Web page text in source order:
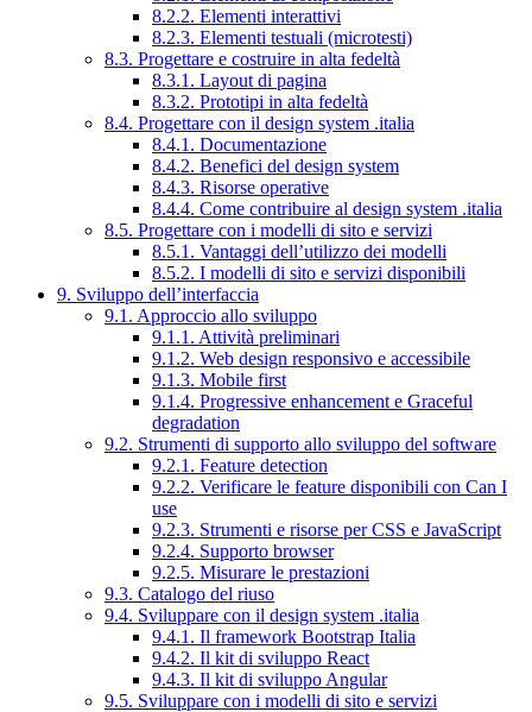
8.2.2. Elementi interattivi
8.2.3. Elementi testuali (microtesti)
8.3. Progettare e costruire in alta fedeltà
8.3.1. Layout di pagina
8.3.2. Prototipi in alta fedeltà
8.4. Progettare con il design system .italia
8.4.1. Documentazione
8.4.2. Benefici del design system
8.4.3. Risorse operative
8.4.4. Come contribuire al design system .italia
8.5. Progettare con i modelli di sito e servizi
8.5.1. Vantaggi dell’utilizzo dei modelli
8.5.2. I modelli di sito e servizi disponibili
9. Sviluppo dell’interfaccia
9.1. Approccio allo sviluppo
9.1.1. Attività preliminari
9.1.2. Web design responsivo e accessibile
9.1.3. Mobile first
9.1.4. Progressive enhancement e Graceful
degradation
9.2. Strumenti di supporto allo sviluppo del software
9.2.1. Feature detection
9.2.2. Verificare le feature disponibili con Can I
use
9.2.3. Strumenti e risorse per CSS e JavaScript
9.2.4. Supporto browser
9.2.5. Misurare le prestazioni
9.3. Catalogo del riuso
9.4. Sviluppare con il design system .italia
9.4.1. Il framework Bootstrap Italia
9.4.2. Il kit di sviluppo React
9.4.3. Il kit di sviluppo Angular
9.5. Sviluppare con i modelli di sito e servizi